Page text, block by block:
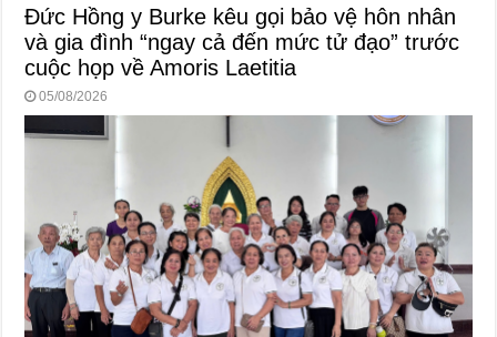
Đức Hồng y Burke kêu gọi bảo vệ hôn nhân
và gia đình “ngay cả đến mức tử đạo” trước
cuộc họp về Amoris Laetitia
05/08/2026